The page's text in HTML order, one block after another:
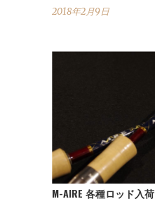
2018年2月9日
M-AIRE 各種ロッド入荷